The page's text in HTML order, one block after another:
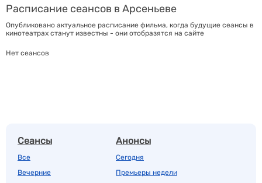
Расписание сеансов в Арсеньеве
Опубликовано актуальное расписание фильма, когда будущие сеансы в
кинотеатрах станут известны - они отобразятся на сайте
Нет сеансов
Сеансы
Все
Вечерние
Анонсы
Сегодня
Премьеры недели